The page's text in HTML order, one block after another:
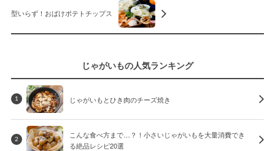
型いらず！おばけポテトチップス
じゃがいもの人気ランキング
1 じゃがいもとひき肉のチーズ焼き
2
こんな食べ方まで…？！小さいじゃがいもを大量消費でき
る絶品レシピ20選